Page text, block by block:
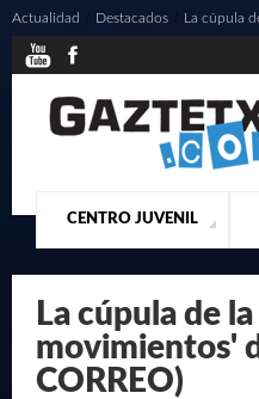
CENTRO JUVENIL
¿QUIENES SOMOS?
Actualidad / Destacados La cúpula
La cúpula de
movimientos'
CORREO)